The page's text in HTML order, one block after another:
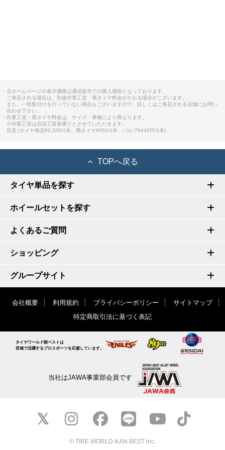
・当ホームページの表示価格は通信販売での購入価格となっております。
ご来店される場合は、別途作業工賃・廃タイヤ料金がかかる場合がございます。
また、一部取付けを行っていない商品もございますので、詳しくはご来店される店舗にお問い
合わせ下さい。
・作業工賃・廃タイヤ料金は、サイズ・車種により異なります。
※作業工賃は店頭工賃表通りとさせていただきます。
目安:(タイヤ単品¥2,200/1本、廃タイヤ¥550/1本、バルブ¥440円/1本)
TOPへ戻る
タイヤ単品を探す
ホイールセットを探す
よくあるご質問
ショッピング
グループサイト
会社概要 利用規約 プライバシーポリシー
サイトマップ
特定商取引法に基づく表記
タイヤワールド館ベストは
宮城で活躍するプロスポーツを応援しています。
当社はJAWA事業部会員です
© TIRE WORLD-KAN BEST inc.